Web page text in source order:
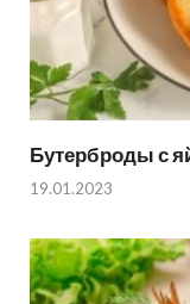
Бутерброды с
19.01.2023